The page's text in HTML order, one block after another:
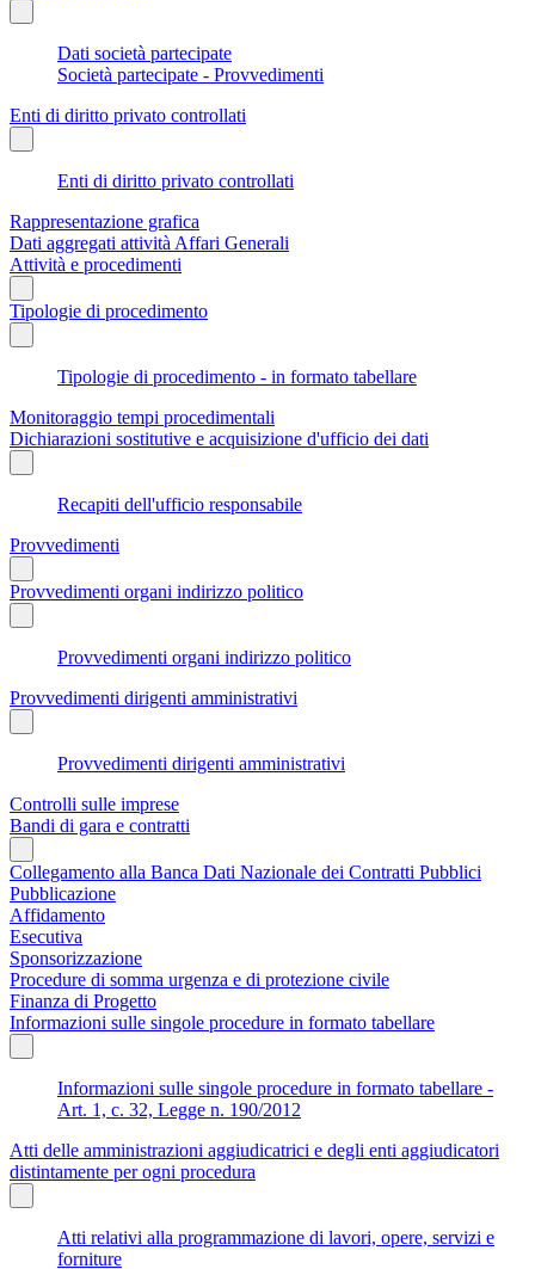
Dati società partecipate
Società partecipate - Provvedimenti
Enti di diritto privato controllati
Enti di diritto privato controllati
Rappresentazione grafica
Dati aggregati attività Affari Generali
Attività e procedimenti
Tipologie di procedimento
Tipologie di procedimento - in formato tabellare
Monitoraggio tempi procedimentali
Dichiarazioni sostitutive e acquisizione d'ufficio dei dati
Recapiti dell'ufficio responsabile
Provvedimenti
Provvedimenti organi indirizzo politico
Provvedimenti organi indirizzo politico
Provvedimenti dirigenti amministrativi
Provvedimenti dirigenti amministrativi
Controlli sulle imprese
Bandi di gara e contratti
Collegamento alla Banca Dati Nazionale dei Contratti Pubblici
Pubblicazione
Affidamento
Esecutiva
Sponsorizzazione
Procedure di somma urgenza e di protezione civile
Finanza di Progetto
Informazioni sulle singole procedure in formato tabellare
Informazioni sulle singole procedure in formato tabellare -
Art. 1, c. 32, Legge n. 190/2012
Atti delle amministrazioni aggiudicatrici e degli enti aggiudicatori
distintamente per ogni procedura
Atti relativi alla programmazione di lavori, opere, servizi e
forniture